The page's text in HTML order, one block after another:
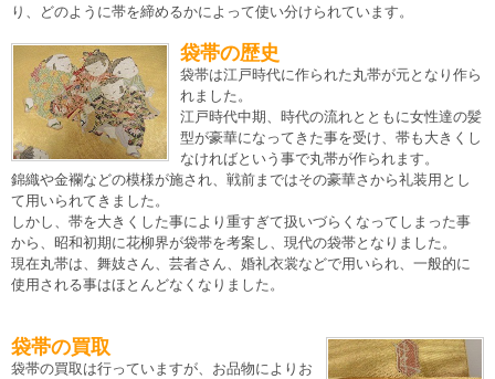
り、どのように帯を締めるかによって使い分けられています。
袋帯の歴史
袋帯は江戸時代に作られた丸帯が元となり作ら
れました。
江戸時代中期、時代の流れとともに女性達の髪
型が豪華になってきた事を受け、帯も大きくし
なければという事で丸帯が作られます。
錦織や金襴などの模様が施され、戦前まではその豪華さから礼装用とし
て用いられてきました。
しかし、帯を大きくした事により重すぎて扱いづらくなってしまった事
から、昭和初期に花柳界が袋帯を考案し、現代の袋帯となりました。
現在丸帯は、舞妓さん、芸者さん、婚礼衣裳などで用いられ、一般的に
使用される事はほとんどなくなりました。
袋帯の買取
袋帯の買取は行っていますが、お品物によりお